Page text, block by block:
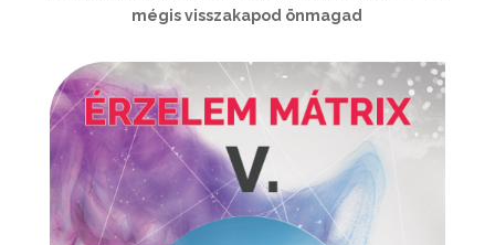
mégis visszakapod önmagad